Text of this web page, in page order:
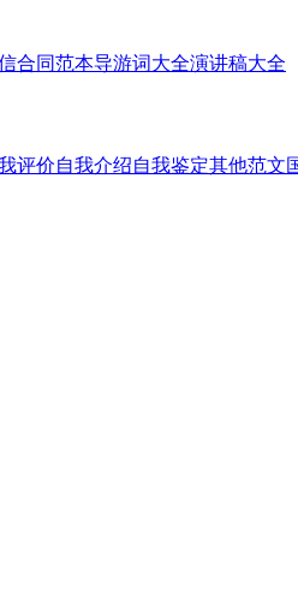
合同范本导游词大全演讲稿大全
评价自我介绍自我鉴定其他范文